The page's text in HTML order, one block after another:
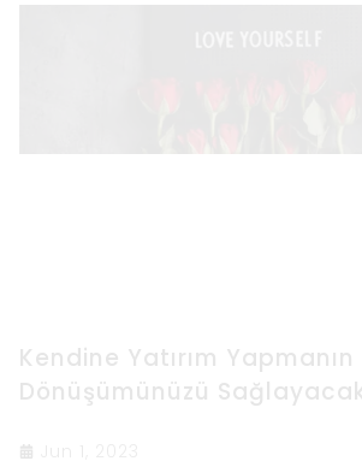
Kendine Yatırım
Dönüşümünüzü